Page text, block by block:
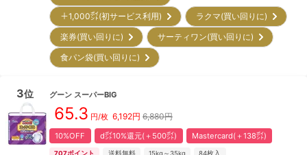
＋1,000㌽(初サービス利用)
ラクマ(買い回りに)
楽券(買い回りに)
サーティワン(買い回りに)
食パン袋(買い回りに)
3位 グーン スーパーBIG
65.3 円/枚 6,192円 6,880円
10%OFF d㌽10%還元(＋500㌽) Mastercard(＋138㌽)